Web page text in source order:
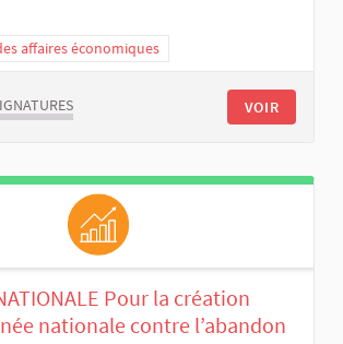
affaires économiques
VOIR
Pour la création
nationale contre l’abandon